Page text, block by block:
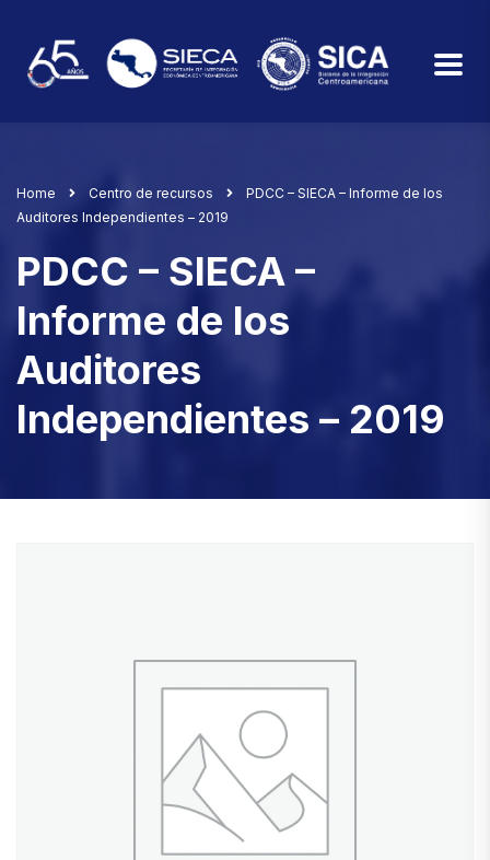
Home Centro de recursos
PDCC – SIECA – Informe de los
Auditores Independientes – 2019
PDCC – SIECA –
Informe de los
Auditores
Independientes – 2019